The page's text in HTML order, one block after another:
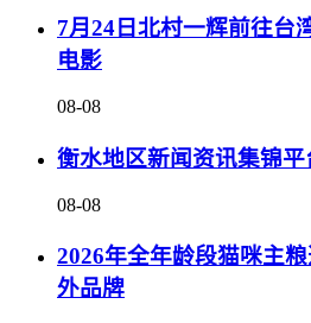
7月24日北村一辉前往台
电影
08-08
衡水地区新闻资讯集锦平
08-08
2026年全年龄段猫咪主
外品牌